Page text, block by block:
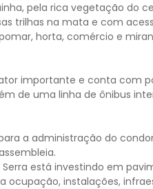
pela rica vegetação do
trilhas na mata e com
horta, comércio e
importante e conta com
de uma linha de ônibus
a administração do
está investindo em
ocupação, instalações,